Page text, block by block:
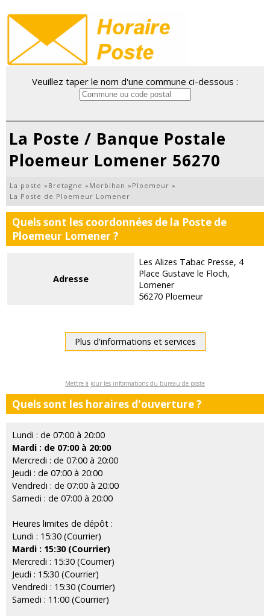
Veuillez taper le nom d'une commune ci-dessous :
La Poste / Banque Postale
Ploemeur Lomener 56270
La poste » Bretagne » Morbihan » Ploemeur »
La Poste de Ploemeur Lomener
Quels sont les coordonnées de la Poste de
Ploemeur Lomener ?
Adresse
Les Alizes Tabac Presse, 4
Place Gustave le Floch,
Lomener
56270 Ploemeur
Plus d'informations et services
Mettre à jour les informations du bureau de poste
Quels sont les horaires d'ouverture ?
Lundi : de 07:00 à 20:00
Mardi : de 07:00 à 20:00
Mercredi : de 07:00 à 20:00
Jeudi : de 07:00 à 20:00
Vendredi : de 07:00 à 20:00
Samedi : de 07:00 à 20:00
Heures limites de dépôt :
Lundi : 15:30 (Courrier)
Mardi : 15:30 (Courrier)
Mercredi : 15:30 (Courrier)
Jeudi : 15:30 (Courrier)
Vendredi : 15:30 (Courrier)
Samedi : 11:00 (Courrier)